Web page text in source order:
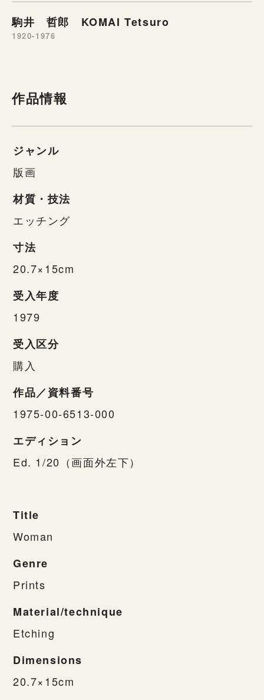
駒井 哲郎 KOMAI Tetsuro
1920-1976
作品情報
ジャンル
版画
材質・技法
エッチング
寸法
20.7×15cm
受入年度
1979
受入区分
購入
作品／資料番号
1975-00-6513-000
エディション
Ed. 1/20（画面外左下）
Title
Woman
Genre
Prints
Material/technique
Etching
Dimensions
20.7×15cm